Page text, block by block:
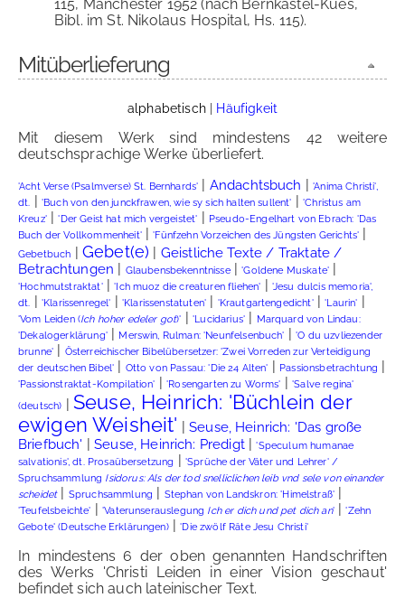
115, Manchester 1952 (nach Bernkastel-Kues,
Bibl. im St. Nikolaus Hospital, Hs. 115).
Mitüberlieferung
alphabetisch| Häufigkeit
Mit diesem Werk sind mindestens 42 weitere
deutschsprachige Werke überliefert.
'Acht Verse (Psalmverse) St. Bernhards' | Andachtsbuch |'Anima Christi',
dt. | 'Buch von den junckfrawen, wie sy sich halten sullent' |'Christus am
Kreuz'|'Der Geist hat mich vergeistet' | Pseudo-Engelhart von Ebrach: 'Das
Buch der Vollkommenheit'|'Fünfzehn Vorzeichen des Jüngsten Gerichts' |
Gebetbuch | Gebet(e) | Geistliche Texte / Traktate /
Betrachtungen | Glaubensbekenntnisse|'Goldene Muskate' |
'Hochmutstraktat'|'Ich muoz die creaturen fliehen' | 'Jesu dulcis memoria',
dt. | 'Klarissenregel' |'Klarissenstatuten' | 'Krautgartengedicht'|'Laurin' |
'Vom Leiden (Ich hoher edeler got)' |'Lucidarius' | Marquard von Lindau:
'Dekalogerklärung'| Merswin, Rulman: 'Neunfelsenbuch' |'O du uzvliezender
brunne' | Österreichischer Bibelübersetzer: 'Zwei Vorreden zur Verteidigung
der deutschen Bibel' | Otto von Passau: 'Die 24 Alten' | Passionsbetrachtung |
'Passionstraktat-Kompilation' |'Rosengarten zu Worms' |'Salve regina'
(deutsch) | Seuse, Heinrich: 'Büchlein der
ewigen Weisheit' |Seuse, Heinrich: 'Das große
Briefbuch' |Seuse, Heinrich: Predigt|'Speculum humanae
salvationis', dt. Prosaübersetzung | 'Sprüche der Väter und Lehrer' /
Spruchsammlung Isidorus: Als der tod snelliclichen leib vnd sele von einander
scheidet| Spruchsammlung | Stephan von Landskron: 'Himelstraß' |
'Teufelsbeichte' |'Vaterunserauslegung Ich er dich und pet dich an'|'Zehn
Gebote' (Deutsche Erklärungen)|'Die zwölf Räte Jesu Christi'
In mindestens 6 der oben genannten Handschriften
des Werks 'Christi Leiden in einer Vision geschaut'
befindet sich auch lateinischer Text.